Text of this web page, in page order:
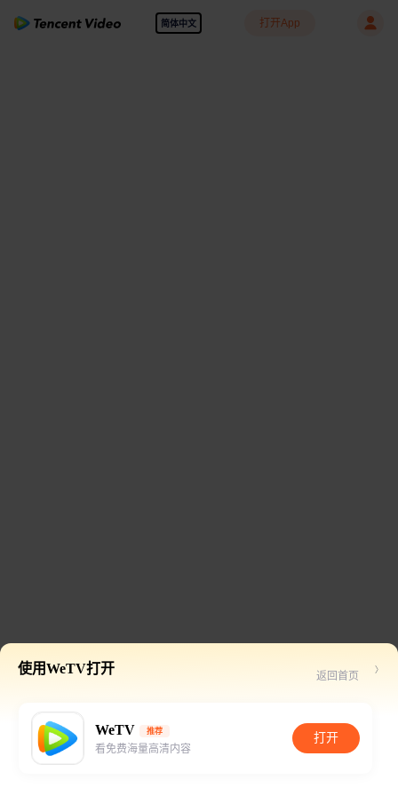
简体中文 打开App
使用WeTV打开 返回首页
WeTV 推荐
看免费海量高清内容
打开